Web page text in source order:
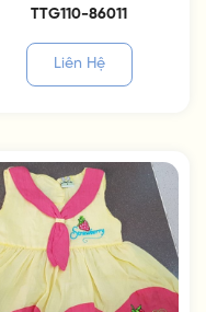
TTG110-86011
Liên Hệ